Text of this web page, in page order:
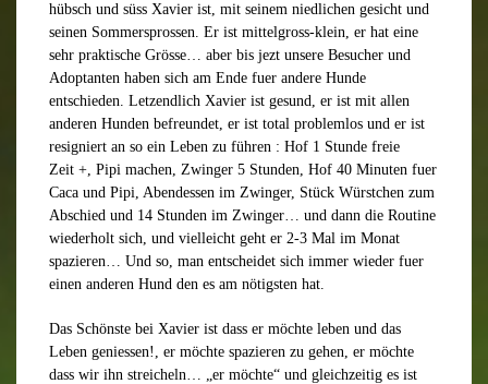
hübsch und süss Xavier ist, mit seinem niedlichen gesicht und
seinen Sommersprossen. Er ist mittelgross-klein, er hat eine
sehr praktische Grösse… aber bis jezt unsere Besucher und
Adoptanten haben sich am Ende fuer andere Hunde
entschieden. Letzendlich Xavier ist gesund, er ist mit allen
anderen Hunden befreundet, er ist total problemlos und er ist
resigniert an so ein Leben zu führen : Hof 1 Stunde freie
Zeit +, Pipi machen, Zwinger 5 Stunden, Hof 40 Minuten fuer
Caca und Pipi, Abendessen im Zwinger, Stück Würstchen zum
Abschied und 14 Stunden im Zwinger… und dann die Routine
wiederholt sich, und vielleicht geht er 2-3 Mal im Monat
spazieren… Und so, man entscheidet sich immer wieder fuer
einen anderen Hund den es am nötigsten hat.
Das Schönste bei Xavier ist dass er möchte leben und das
Leben geniessen!, er möchte spazieren zu gehen, er möchte
dass wir ihn streicheln… „er möchte“ und gleichzeitig es ist